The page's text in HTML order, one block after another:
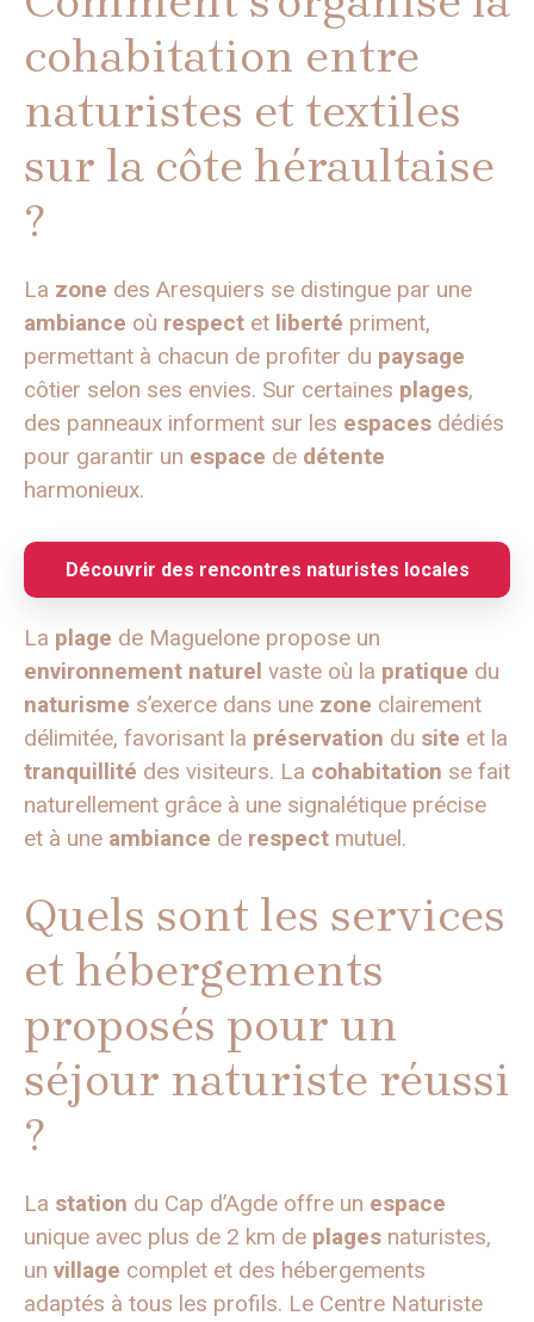
cohabitation entre
naturistes et textiles
sur la côte héraultaise
?
La zone des Aresquiers se distingue par une
ambiance où respect et liberté priment,
permettant à chacun de profiter du paysage
côtier selon ses envies. Sur certaines plages,
des panneaux informent sur les espaces dédiés
pour garantir un espace de détente
harmonieux.
Découvrir des rencontres naturistes locales
La plage de Maguelone propose un
environnement naturel vaste où la pratique du
naturisme s’exerce dans une zone clairement
délimitée, favorisant la préservation du site et la
tranquillité des visiteurs. La cohabitation se fait
naturellement grâce à une signalétique précise
et à une ambiance de respect mutuel.
Quels sont les services
et hébergements
proposés pour un
séjour naturiste réussi
?
La station du Cap d’Agde offre un espace
unique avec plus de 2 km de plages naturistes,
un village complet et des hébergements
adaptés à tous les profils. Le Centre Naturiste